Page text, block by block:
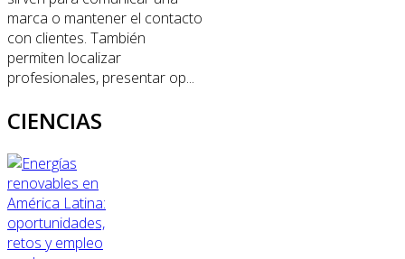
marca o mantener el contacto
con clientes. También
permiten localizar
profesionales, presentar op...
CIENCIAS